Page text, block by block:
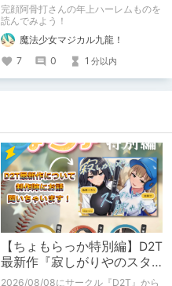
イプ?」
完顔阿骨打さんの年上ハーレムものを
読んでみよう！
魔法少女マジカル九龍！
7
0 1 分以内
【ちょもらっか特別編】D2T
最新作『寂しがりやのスタ
ーダストと触れあって』制
2026/08/08にサークル『D2T』から